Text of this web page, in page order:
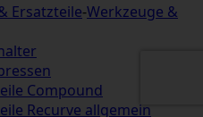
Ersatzteile-Werkzeuge &
Compound
Recurve allgemein